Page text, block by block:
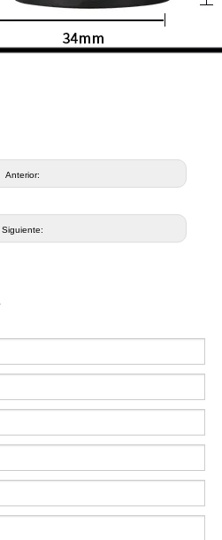
Anterior:
Siguiente: